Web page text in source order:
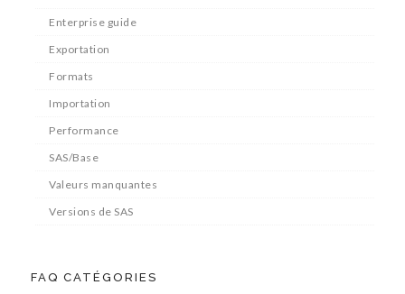
Enterprise guide
Exportation
Formats
Importation
Performance
SAS/Base
Valeurs manquantes
Versions de SAS
FAQ CATÉGORIES